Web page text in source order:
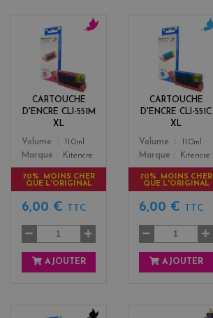
CARTOUCHE
D'ENCRE CLI-551M
XL
Color
e
n
t
Volume
11.0ml
Marque
Kitencre
70% MOINS CHER
QUE L'ORIGINAL
6,00 € TTC
AJOUTER
CARTOUCHE
D'ENCRE CLI-551C
XL
Color
n
Volume
11.0ml
Marque
Kitencre
70% MOINS CHER
QUE L'ORIGINAL
6,00 € TTC
AJOUTER